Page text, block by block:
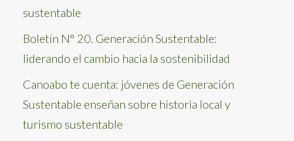
sustentable
Boletín N° 20. Generación Sustentable:
liderando el cambio hacia la sostenibilidad
Canoabo te cuenta: jóvenes de Generación
Sustentable enseñan sobre historia local y
turismo sustentable